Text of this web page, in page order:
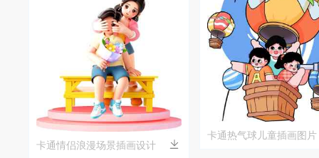
卡通情侣浪漫场景插画设计
卡通热气球儿童插画图片